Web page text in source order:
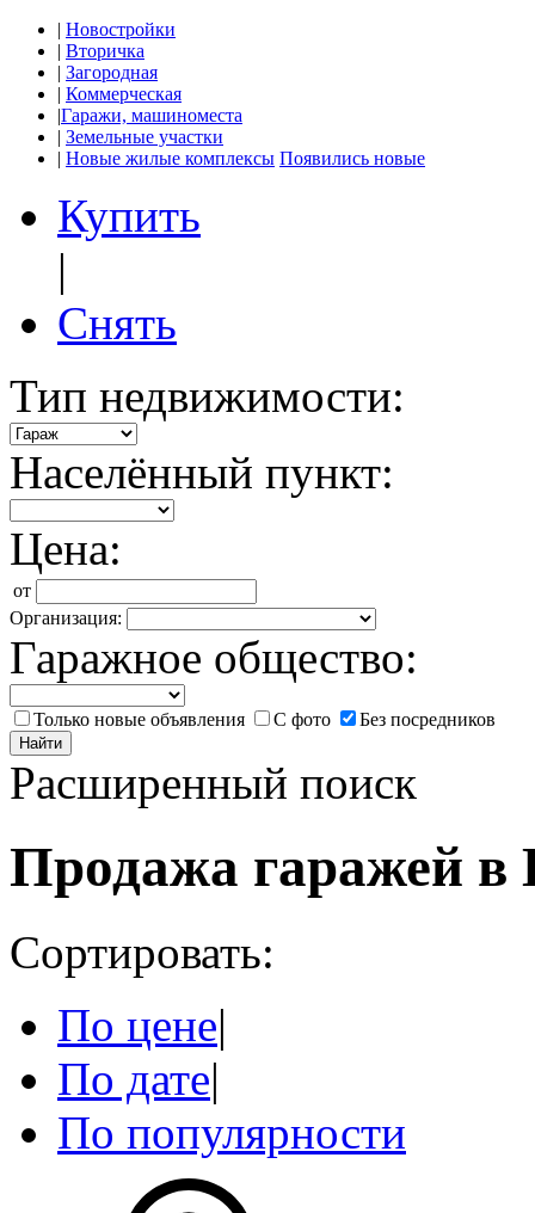
| Новостройки
| Вторичка
| Загородная
| Коммерческая
|Гаражи, машиноместа
| Земельные участки
| Новые жилые комплексы Появились новые
Купить
|
Снять
Тип недвижимости:
Населённый пункт:
Цена:
от
Организация:
Гаражное общество:
Только новые объявления С фото Без посредников
Найти
Расширенный поиск
Продажа гаражей в
Сортировать:
По цене|
По дате|
По популярности